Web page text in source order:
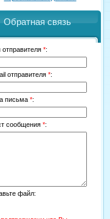
Обратная связь
*:
отправителя *:
письма *:
сообщения *:
файл: